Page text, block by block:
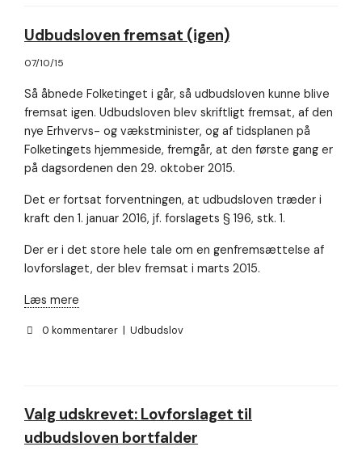
Udbudsloven fremsat (igen)
07/10/15
Så åbnede Folketinget i går, så udbudsloven kunne blive
fremsat igen. Udbudsloven blev skriftligt fremsat, af den
nye Erhvervs- og vækstminister, og af tidsplanen på
Folketingets hjemmeside, fremgår, at den første gang er
på dagsordenen den 29. oktober 2015.
Det er fortsat forventningen, at udbudsloven træder i
kraft den 1. januar 2016, jf. forslagets § 196, stk. 1.
Der er i det store hele tale om en genfremsættelse af
lovforslaget, der blev fremsat i marts 2015.
Læs mere
0 kommentarer | Udbudslov
Valg udskrevet: Lovforslaget til
udbudsloven bortfalder